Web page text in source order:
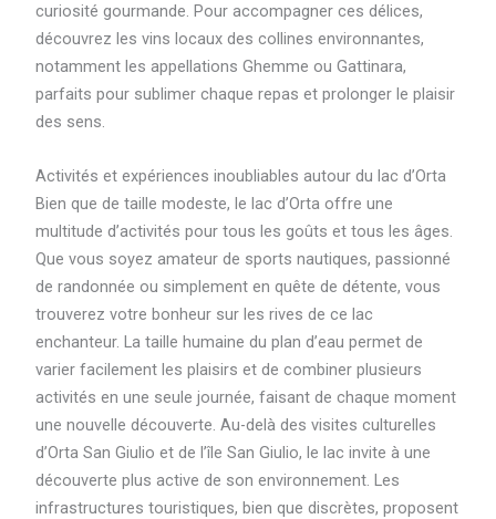
curiosité gourmande. Pour accompagner ces délices,
découvrez les vins locaux des collines environnantes,
notamment les appellations Ghemme ou Gattinara,
parfaits pour sublimer chaque repas et prolonger le plaisir
des sens.
Activités et expériences inoubliables autour du lac d’Orta
Bien que de taille modeste, le lac d’Orta offre une
multitude d’activités pour tous les goûts et tous les âges.
Que vous soyez amateur de sports nautiques, passionné
de randonnée ou simplement en quête de détente, vous
trouverez votre bonheur sur les rives de ce lac
enchanteur. La taille humaine du plan d’eau permet de
varier facilement les plaisirs et de combiner plusieurs
activités en une seule journée, faisant de chaque moment
une nouvelle découverte. Au-delà des visites culturelles
d’Orta San Giulio et de l’île San Giulio, le lac invite à une
découverte plus active de son environnement. Les
infrastructures touristiques, bien que discrètes, proposent